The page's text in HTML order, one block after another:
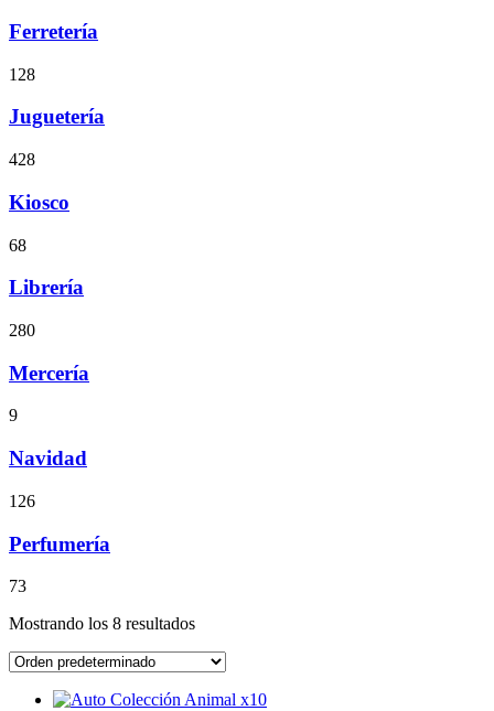
Ferretería
128
Juguetería
428
Kiosco
68
Librería
280
Mercería
9
Navidad
126
Perfumería
73
Mostrando los 8 resultados